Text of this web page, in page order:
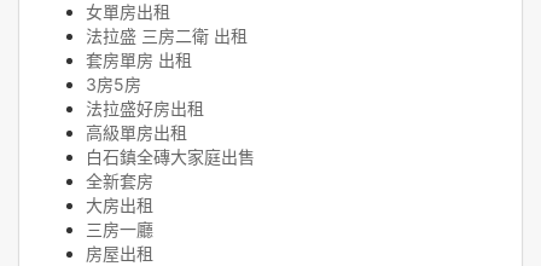
女單房出租
法拉盛 三房二衛 出租
套房單房 出租
3房5房
法拉盛好房出租
高級單房出租
白石鎮全磚大家庭出售
全新套房
大房出租
三房一廳
房屋出租